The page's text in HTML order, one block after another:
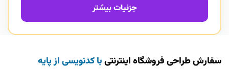
جزئیات بیشتر
سفارش طراحی فروشگاه اینترنتیبا کدنویسی از پایه